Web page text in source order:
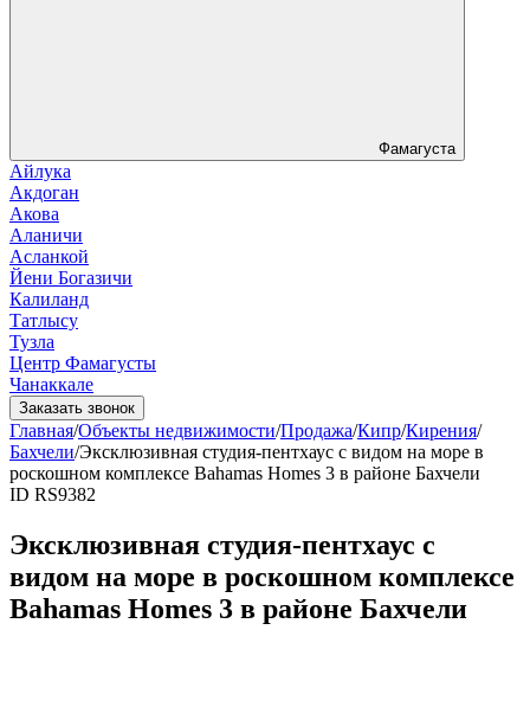
Фамагуста
Айлука
Акдоган
Акова
Аланичи
Асланкой
Йени Богазичи
Калиланд
Татлысу
Тузла
Центр Фамагусты
Чанаккале
Заказать звонок
Главная/Объекты недвижимости/Продажа/Кипр/Кирения/
Бахчели/Эксклюзивная студия-пентхаус с видом на море в
роскошном комплексе Bahamas Homes 3 в районе Бахчели
ID RS9382
Эксклюзивная студия-пентхаус с
видом на море в роскошном комплексе
Bahamas Homes 3 в районе Бахчели